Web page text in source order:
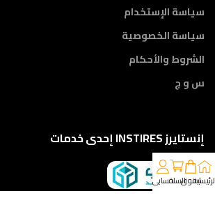
سياسة الإستخدام
سياسة الخصوصية
الشروط والأحكام
س و ج
إنستايرز INSTIRES إحدى خدمات
تسوقالسلةحسابي